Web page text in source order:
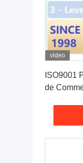
video
ISO9001
de